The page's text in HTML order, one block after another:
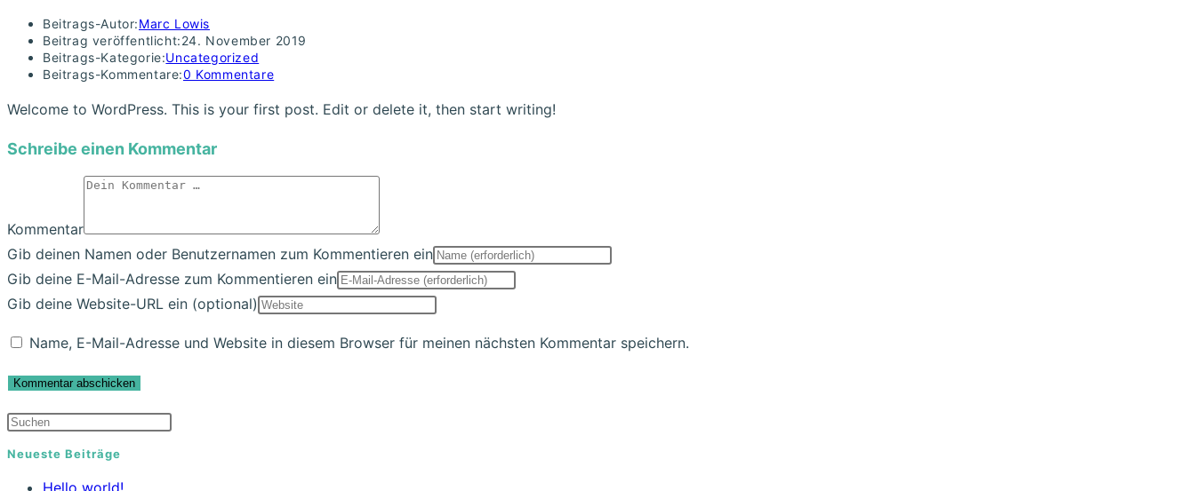
Beitrags-Autor:Marc Lowis
Beitrag veröffentlicht:24. November 2019
Beitrags-Kategorie:Uncategorized
Beitrags-Kommentare:0 Kommentare
Welcome to WordPress. This is your first post. Edit or delete it, then start writing!
Schreibe einen Kommentar
Kommentar
Gib deinen Namen oder Benutzernamen zum Kommentieren ein
Gib deine E-Mail-Adresse zum Kommentieren ein
Gib deine Website-URL ein (optional)
Name, E-Mail-Adresse und Website in diesem Browser für meinen nächsten Kommentar speichern.
Neueste Beiträge